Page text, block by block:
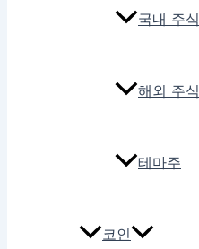
국내 주식
해외 주식
테마주
코인